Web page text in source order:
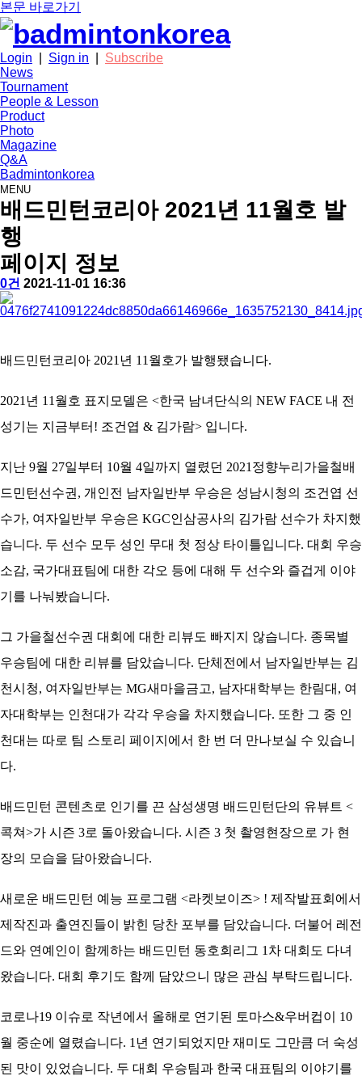
본문 바로가기
Login Sign in
Subscribe
News
Tournament
People & Lesson
Product
Photo
Magazine
Q&A
Badmintonkorea
MENU
news
배드민턴코리아 2021년 11월호 발
행
페이지 정보
작
성
자
배
드
민
리
아
댓
글
0건 작
일
2021-11-01 16:36
본
배드민턴코리아 2021년 11월호가 발행됐습니다.
2021년 11월호 표지모델은 <한국 남녀단식의 NEW FACE 내 전
성기는 지금부터! 조건엽 & 김가람> 입니다.
지난 9월 27일부터 10월 4일까지 열렸던 2021정향누리가을철배
드민턴선수권, 개인전 남자일반부 우승은 성남시청의 조건엽 선
수가, 여자일반부 우승은 KGC인삼공사의 김가람 선수가 차지했
습니다. 두 선수 모두 성인 무대 첫 정상 타이틀입니다. 대회 우승
소감, 국가대표팀에 대한 각오 등에 대해 두 선수와 즐겁게 이야
기를 나눠봤습니다.
그 가을철선수권 대회에 대한 리뷰도 빠지지 않습니다. 종목별
우승팀에 대한 리뷰를 담았습니다. 단체전에서 남자일반부는 김
천시청, 여자일반부는 MG새마을금고, 남자대학부는 한림대, 여
자대학부는 인천대가 각각 우승을 차지했습니다. 또한 그 중 인
천대는 따로 팀 스토리 페이지에서 한 번 더 만나보실 수 있습니
다.
배드민턴 콘텐츠로 인기를 끈 삼성생명 배드민턴단의 유뷰트 <
콕쳐>가 시즌 3로 돌아왔습니다. 시즌 3 첫 촬영현장으로 가 현
장의 모습을 담아왔습니다.
새로운 배드민턴 예능 프로그램 <라켓보이즈> ! 제작발표회에서
제작진과 출연진들이 밝힌 당찬 포부를 담았습니다. 더불어 레전
드와 연예인이 함께하는 배드민턴 동호회리그 1차 대회도 다녀
왔습니다. 대회 후기도 함께 담았으니 많은 관심 부탁드립니다.
코로나19 이슈로 작년에서 올해로 연기된 토마스&우버컵이 10
월 중순에 열렸습니다. 1년 연기되었지만 재미도 그만큼 더 숙성
된 맛이 있었습니다. 두 대회 우승팀과 한국 대표팀의 이야기를